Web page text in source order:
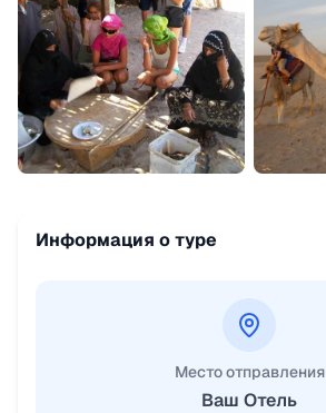
Информация о туре
Место отправления
Ваш Отель